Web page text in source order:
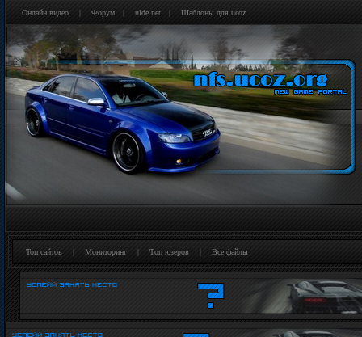
Онлайн видео | Форум | ulde.net | Шаблоны для ucoz
Топ сайтов | Мониторинг | Tоп юзеров | Все файлы